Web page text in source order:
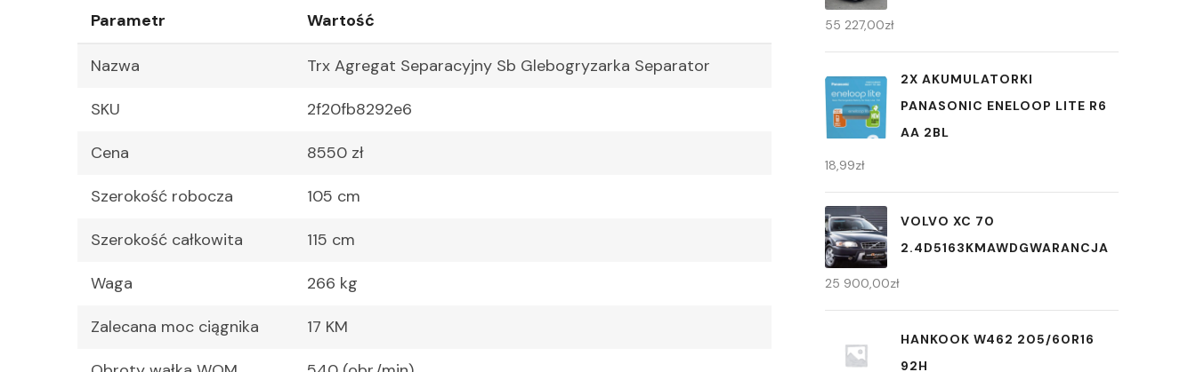
Parametr Wartość
Nazwa Trx Agregat Separacyjny Sb Glebogryzarka Separator
SKU 2f20fb8292e6
Cena 8550 zł
Szerokość robocza 105 cm
Szerokość całkowita 115 cm
Waga 266 kg
Zalecana moc ciągnika 17 KM
55 227,00zł
2X AKUMULATORKI
PANASONIC ENELOOP LITE R6
AA 2BL
18,99zł
VOLVO XC 70
2.4D5163KMAWDGWARANCJA
25 900,00zł
HANKOOK W462 205/60R16
92H